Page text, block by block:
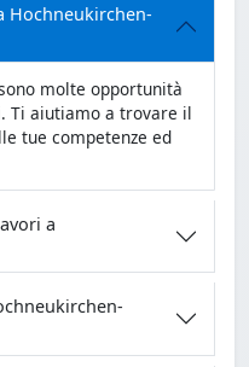
Hochneukirchen-
molte opportunità
Ti aiutiamo a trovare il
tue competenze ed
a